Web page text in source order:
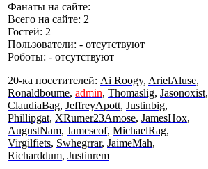
Фанаты на сайте:
Всего на сайте: 2
Гостей: 2
Пользователи: - отсутствуют
Роботы: - отсутствуют
20-ка посетителей: Ai Roogy, ArielAluse,
Ronaldboume, admin, Thomaslig, Jasonoxist,
ClaudiaBag, JeffreyApott, Justinbig,
Phillipgat, XRumer23Amose, JamesHox,
AugustNam, Jamescof, MichaelRag,
Virgilfiets, Swhegrrar, JaimeMah,
Richarddum, Justinrem